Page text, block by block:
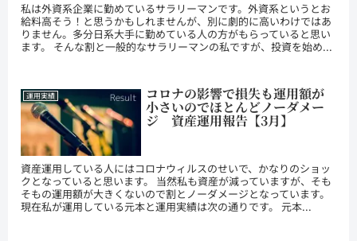
私は外資系企業に勤めているサラリーマンです。外資系というとお
給料高そう！と思うかもしれませんが、別に劇的に高いわけではあ
りません。多分日系大手に勤めている人の方がもらっていると思い
ます。 そんな割と一般的なサラリーマンの私ですが、投資を始め...
運用実績 コロナの影響で損失も運用額が
小さいのでほとんどノーダメー
ジ 資産運用報告【3月】
資産運用している人にはコロナウィルスのせいで、かなりのショッ
クとなっていると思います。 当然私も資産が減っていますが、そも
そもの運用額が大きくないので割とノーダメージとなっています。
現在私が運用している元本と運用実績は次の通りです。 元本...